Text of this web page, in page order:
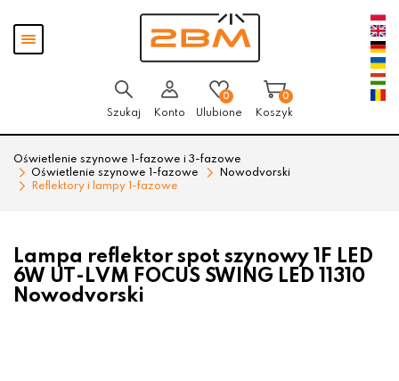
Pokaż
menu
Szukaj Konto
0
Ulubione
0
Koszyk
Oświetlenie szynowe 1-fazowe i 3-fazowe
Oświetlenie szynowe 1-fazowe
Nowodvorski
Reflektory i lampy 1-fazowe
Lampa reflektor spot szynowy 1F LED
6W UT-LVM FOCUS SWING LED 11310
Nowodvorski